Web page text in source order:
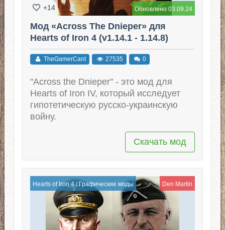
Обновлено 03.09.24
+14
Мод «Across The Dnieper» для
Hearts of Iron 4 (v1.14.1 - 1.14.8)
TheGamerCant 27535 0
"Across the Dnieper" - это мод для
Hearts of Iron IV, который исследует
гипотетическую русско-украинскую
войну.
Скачать мод
Hearts of Iron 4/Графические моды Den Martin